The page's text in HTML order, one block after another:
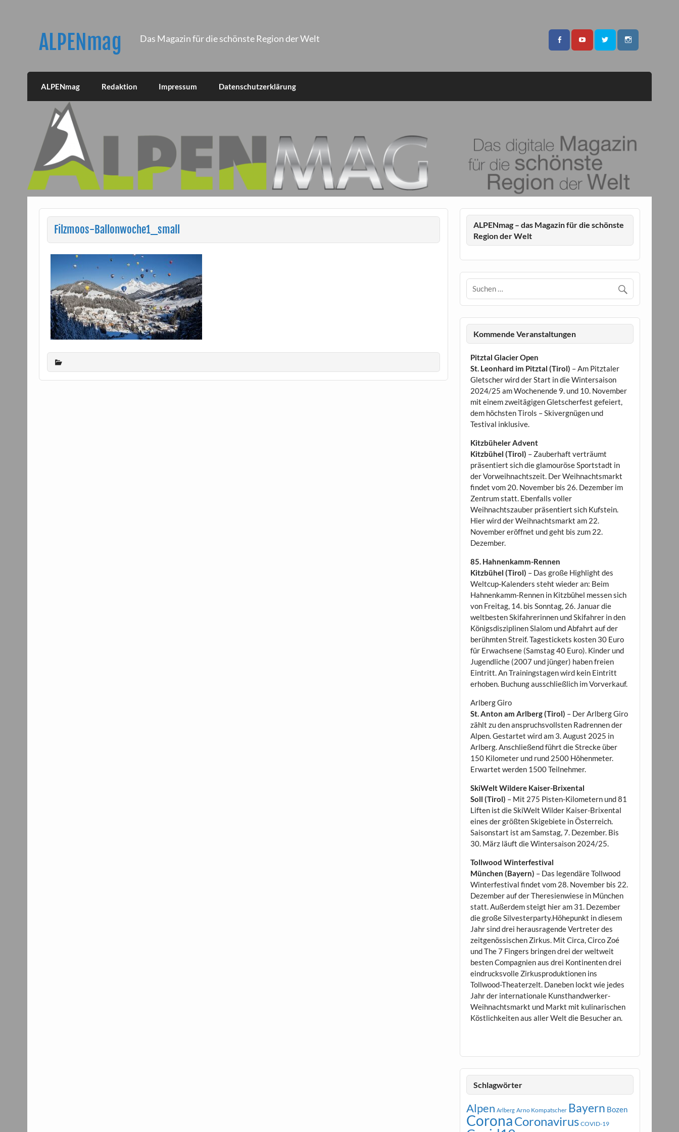
ALPENmag Das Magazin für die schönste Region der Welt
ALPENmag Redaktion Impressum Datenschutzerklärung
Filzmoos-Ballonwoche1_small
ALPENmag – das Magazin für die schönste
Region der Welt
Kommende Veranstaltungen
Pitztal Glacier Open
St. Leonhard im Pitztal (Tirol) – Am Pitztaler
Gletscher wird der Start in die Wintersaison
2024/25 am Wochenende 9. und 10. November
mit einem zweitägigen Gletscherfest gefeiert,
dem höchsten Tirols – Skivergnügen und
Testival inklusive.
Kitzbüheler Advent
Kitzbühel (Tirol) – Zauberhaft verträumt
präsentiert sich die glamouröse Sportstadt in
der Vorweihnachtszeit. Der Weihnachtsmarkt
findet vom 20. November bis 26. Dezember im
Zentrum statt. Ebenfalls voller
Weihnachtszauber präsentiert sich Kufstein.
Hier wird der Weihnachtsmarkt am 22.
November eröffnet und geht bis zum 22.
Dezember.
85. Hahnenkamm-Rennen
Kitzbühel (Tirol) – Das große Highlight des
Weltcup-Kalenders steht wieder an: Beim
Hahnenkamm-Rennen in Kitzbühel messen sich
von Freitag, 14. bis Sonntag, 26. Januar die
weltbesten Skifahrerinnen und Skifahrer in den
Königsdisziplinen Slalom und Abfahrt auf der
berühmten Streif. Tagestickets kosten 30 Euro
für Erwachsene (Samstag 40 Euro). Kinder und
Jugendliche (2007 und jünger) haben freien
Eintritt. An Trainingstagen wird kein Eintritt
erhoben. Buchung ausschließlich im Vorverkauf.
Arlberg Giro
St. Anton am Arlberg (Tirol) – Der Arlberg Giro
zählt zu den anspruchsvollsten Radrennen der
Alpen. Gestartet wird am 3. August 2025 in
Arlberg. Anschließend führt die Strecke über
150 Kilometer und rund 2500 Höhenmeter.
Erwartet werden 1500 Teilnehmer.
SkiWelt Wildere Kaiser-Brixental
Soll (Tirol) – Mit 275 Pisten-Kilometern und 81
Liften ist die SkiWelt Wilder Kaiser-Brixental
eines der größten Skigebiete in Österreich.
Saisonstart ist am Samstag, 7. Dezember. Bis
30. März läuft die Wintersaison 2024/25.
Tollwood Winterfestival
München (Bayern) – Das legendäre Tollwood
Winterfestival findet vom 28. November bis 22.
Dezember auf der Theresienwiese in München
statt. Außerdem steigt hier am 31. Dezember
die große Silvesterparty.Höhepunkt in diesem
Jahr sind drei herausragende Vertreter des
zeitgenössischen Zirkus. Mit Circa, Circo Zoé
und The 7 Fingers bringen drei der weltweit
besten Compagnien aus drei Kontinenten drei
eindrucksvolle Zirkusproduktionen ins
Tollwood-Theaterzelt. Daneben lockt wie jedes
Jahr der internationale Kunsthandwerker-
Weihnachtsmarkt und Markt mit kulinarischen
Köstlichkeiten aus aller Welt die Besucher an.
Schlagwörter
Alpen Arlberg Arno Kompatscher Bayern Bozen
CoronaCoronavirus COVID-19